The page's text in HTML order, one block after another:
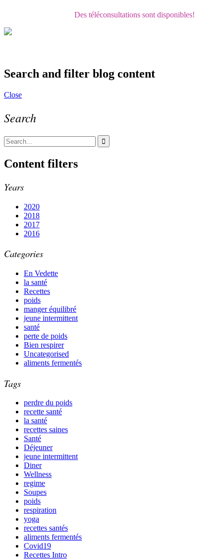
Des téléconsultations sont disponibles!
Search and filter blog content
Close
Search
Content filters
Years
2020
2018
2017
2016
Categories
En Vedette
la santé
Recettes
poids
manger équilibré
jeune intermittent
santé
perte de poids
Bien respirer
Uncategorised
aliments fermentés
Tags
perdre du poids
recette santé
la santé
recettes saines
Santé
Déjeuner
jeune intermittent
Diner
Wellness
regime
Soupes
poids
respiration
yoga
recettes santés
aliments fermentés
Covid19
Recettes Intro